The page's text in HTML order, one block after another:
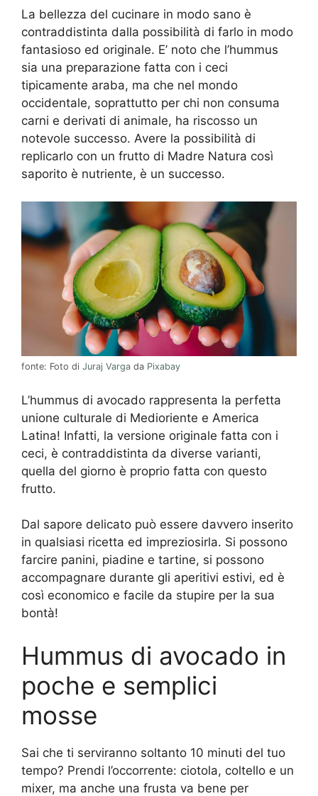
La bellezza del cucinare in modo sano è
contraddistinta dalla possibilità di farlo in modo
fantasioso ed originale. E’ noto che l’hummus
sia una preparazione fatta con i ceci
tipicamente araba, ma che nel mondo
occidentale, soprattutto per chi non consuma
carni e derivati di animale, ha riscosso un
notevole successo. Avere la possibilità di
replicarlo con un frutto di Madre Natura così
saporito è nutriente, è un successo.
fonte: Foto di Juraj Varga da Pixabay
L’hummus di avocado rappresenta la perfetta
unione culturale di Medioriente e America
Latina! Infatti, la versione originale fatta con i
ceci, è contraddistinta da diverse varianti,
quella del giorno è proprio fatta con questo
frutto.
Dal sapore delicato può essere davvero inserito
in qualsiasi ricetta ed impreziosirla. Si possono
farcire panini, piadine e tartine, si possono
accompagnare durante gli aperitivi estivi, ed è
così economico e facile da stupire per la sua
bontà!
Hummus di avocado in
poche e semplici
mosse
Sai che ti serviranno soltanto 10 minuti del tuo
tempo? Prendi l’occorrente: ciotola, coltello e un
mixer, ma anche una frusta va bene per